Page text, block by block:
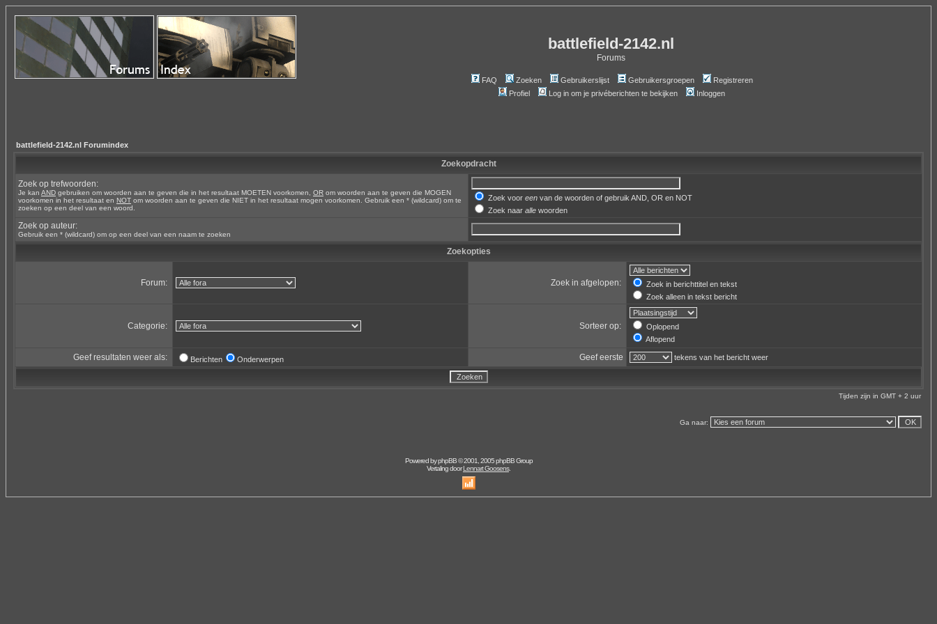
battlefield-2142.nl
Forums
FAQ Zoeken Gebruikerslijst Gebruikersgroepen
Registreren
Profiel
Log in om je privéberichten te bekijken Inloggen
battlefield-2142.nl Forumindex
Zoekopdracht
Zoek op trefwoorden:
Je kan AND gebruiken om woorden aan te geven die in het resultaat MOETEN voorkomen, OR om woorden aan te geven die MOGEN
voorkomen in het resultaat en NOT om woorden aan te geven die NIET in het resultaat mogen voorkomen. Gebruik een * (wildcard) om te
zoeken op een deel van een woord.
Zoek voor een van de woorden of gebruik AND, OR en NOT
Zoek naar alle woorden
Zoek op auteur:
Gebruik een * (wildcard) om op een deel van een naam te zoeken
Zoekopties
Forum: Zoek in afgelopen:
Zoek in berichttitel en tekst
Zoek alleen in tekst bericht
Categorie: Sorteer op:
Oplopend
Aflopend
Geef resultaten weer als: Berichten Onderwerpen Geef eerste tekens van het bericht weer
Tijden zijn in GMT + 2 uur
Ga naar:
Powered byphpBB© 2001, 2005 phpBB Group
Vertaling doorLennart Goosens.